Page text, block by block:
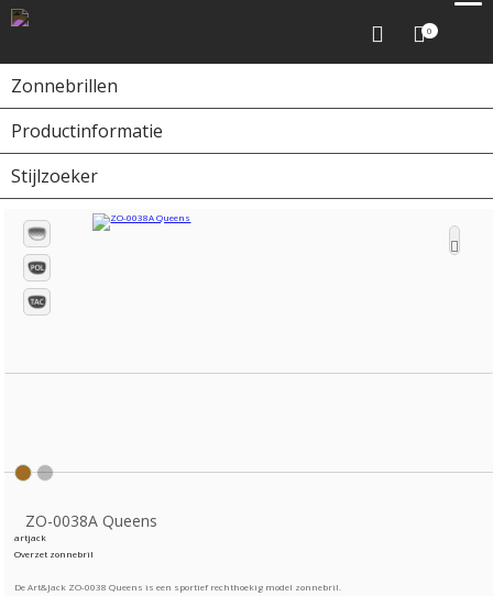
0
Zonnebrillen
Productinformatie
Stijlzoeker
Home Zonnebrillen
ZO-0038A Queens
artjack
Overzet zonnebril
De Art&Jack ZO-0038 Queens is een sportief rechthoekig model zonnebril.